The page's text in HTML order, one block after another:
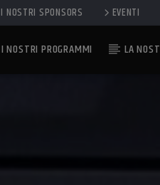
I NOSTRI SPONSORS EVENTI
I NOSTRI PROGRAMMI LA